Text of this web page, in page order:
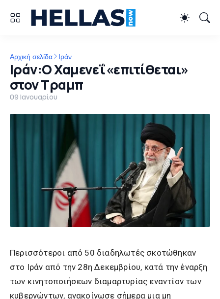
Αρχική σελίδα Ιράν
Ιράν:Ο Χαμενεΐ «επιτίθεται»
στον Τραμπ
09 Ιανουαρίου
Περισσότεροι από 50 διαδηλωτές σκοτώθηκαν
στο Ιράν από την 28η Δεκεμβρίου, κατά την έναρξη
των κινητοποιήσεων διαμαρτυρίας εναντίον των
κυβερνώντων, ανακοίνωσε σήμερα μια μη